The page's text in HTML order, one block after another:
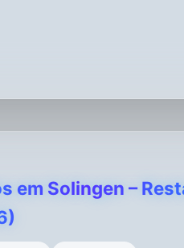
em Solingen –